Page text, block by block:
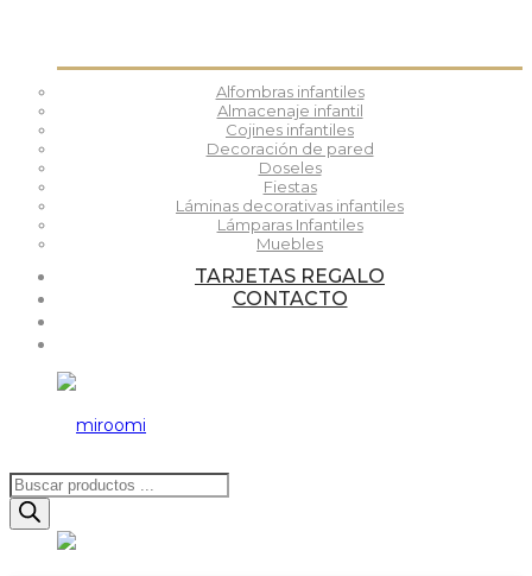
Alfombras infantiles
Almacenaje infantil
Cojines infantiles
Decoración de pared
Doseles
Fiestas
Láminas decorativas infantiles
Lámparas Infantiles
Muebles
TARJETAS REGALO
CONTACTO
Búsqueda
de
productos